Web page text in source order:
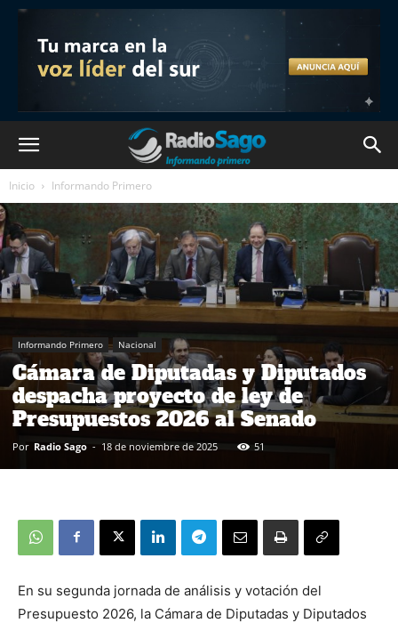
Inicio Informando Primero
Informando Primero Nacional
Cámara de Diputadas y Diputados
despacha proyecto de ley de
Presupuestos 2026 al Senado
Por Radio Sago - 18 de noviembre de 2025 51
En su segunda jornada de análisis y votación del
Presupuesto 2026, la Cámara de Diputadas y Diputados